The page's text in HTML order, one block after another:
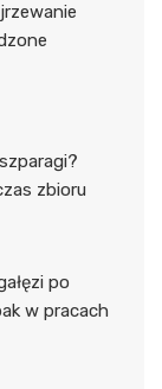
zbioru
po
w pracach